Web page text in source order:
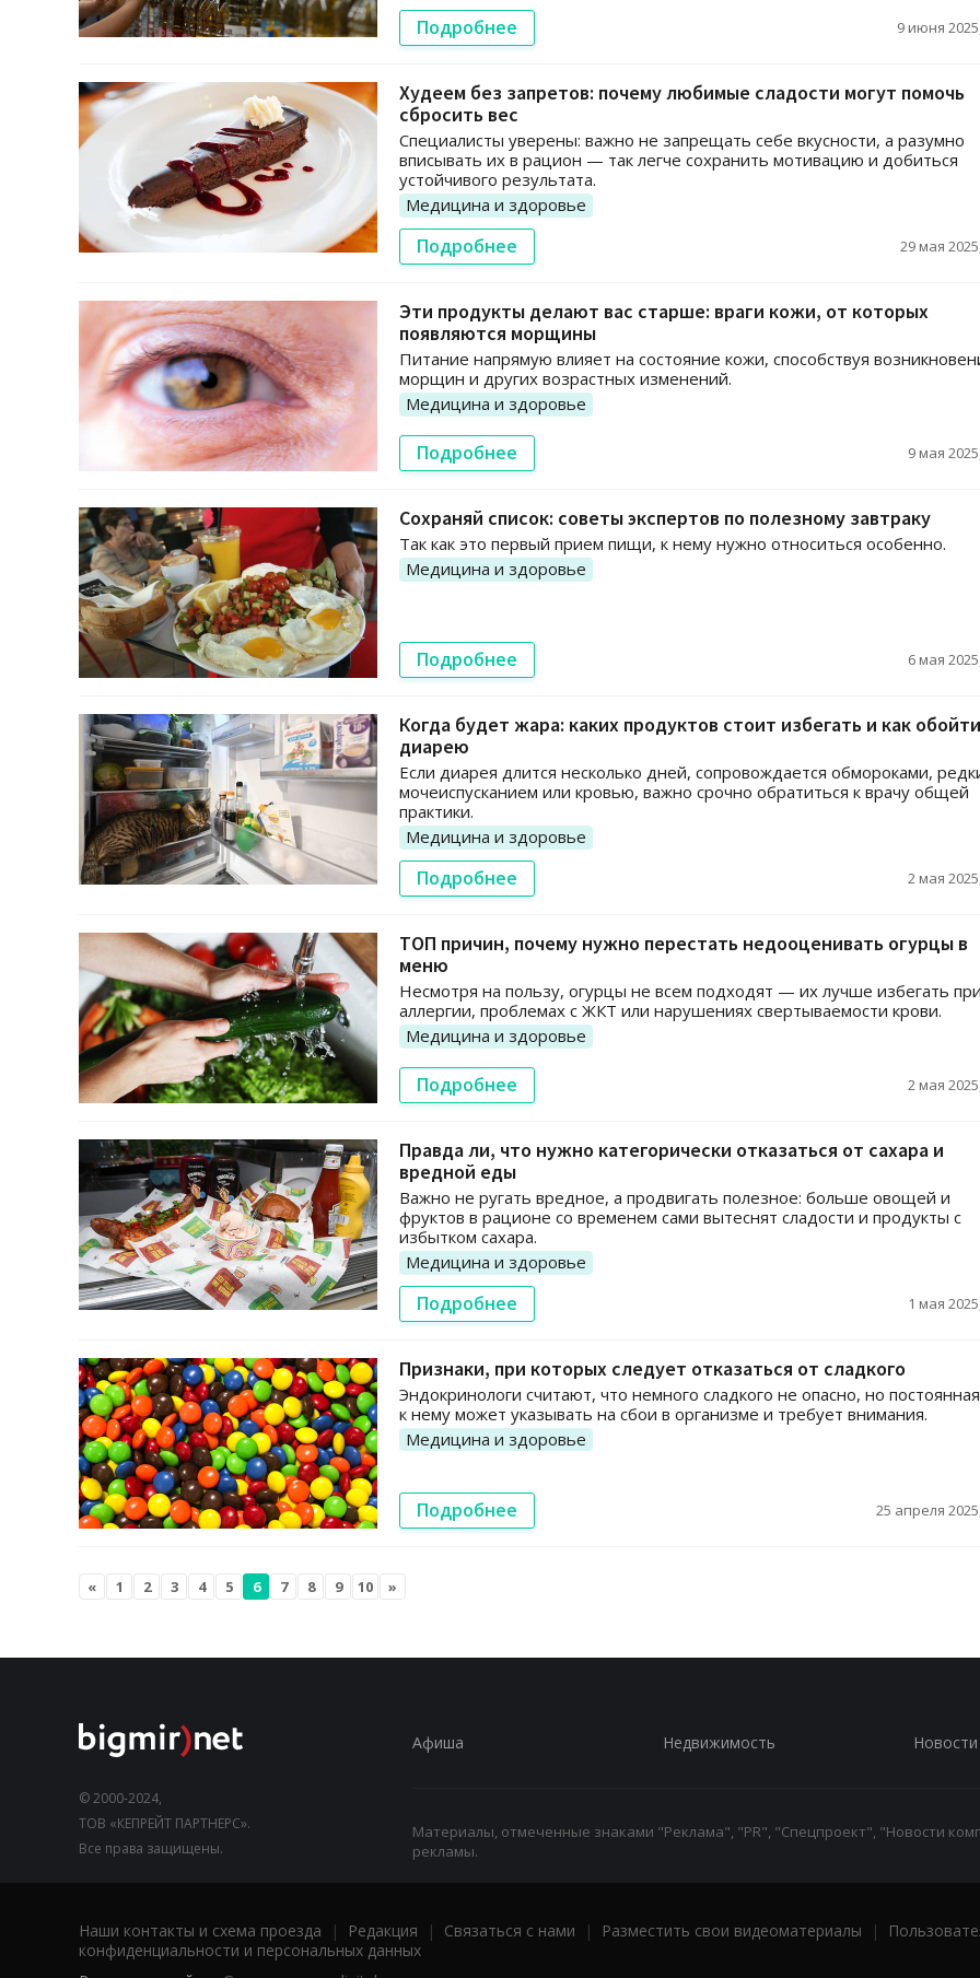
Подробнее 9 июня
Худеем без запретов: почему любимые сладости могут помочь
сбросить вес
Специалисты уверены: важно не запрещать себе вкусности, а разумно
вписывать их в рацион — так легче сохранить мотивацию и добиться
устойчивого результата.
Медицина и здоровье
Подробнее 29 мая
Эти продукты делают вас старше: враги кожи, от которых
появляются морщины
Питание напрямую влияет на состояние кожи, способствуя
морщин и других возрастных изменений.
Медицина и здоровье
Подробнее 9 мая
Сохраняй список: советы экспертов по полезному завтраку
Так как это первый прием пищи, к нему нужно относиться особенно.
Медицина и здоровье
Подробнее 6 мая
Когда будет жара: каких продуктов стоит избегать и как обойти
диарею
Если диарея длится несколько дней, сопровождается обмороками,
мочеиспусканием или кровью, важно срочно обратиться к врачу общей
практики.
Медицина и здоровье
Подробнее 2 мая
ТОП причин, почему нужно перестать недооценивать огурцы в
меню
Несмотря на пользу, огурцы не всем подходят — их лучше избегать при
аллергии, проблемах с ЖКТ или нарушениях свертываемости крови.
Медицина и здоровье
Подробнее 2 мая
Правда ли, что нужно категорически отказаться от сахара и
вредной еды
Важно не ругать вредное, а продвигать полезное: больше овощей и
фруктов в рационе со временем сами вытеснят сладости и продукты с
избытком сахара.
Медицина и здоровье
Подробнее 1 мая
Признаки, при которых следует отказаться от сладкого
Эндокринологи считают, что немного сладкого не опасно, но постоянная
к нему может указывать на сбои в организме и требует внимания.
Медицина и здоровье
Подробнее 25 апреля
« 1 2 3 4 5 6 7 8 9 10 »
© 2000-2024,
ТОВ «КЕПРЕЙТ ПАРТНЕРС».
Все права защищены.
Афиша Недвижимость Новости
Материалы, отмеченные знаками "Реклама", "PR", "Спецпроект", "Новости
рекламы.
Наши контакты и схема проезда | Редакция | Связаться с нами | Разместить свои видеоматериалы |
конфиденциальности и персональных данных